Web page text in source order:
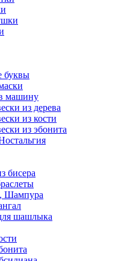
буквы
машину
из дерева
из кости
из эбонита
бисера
Шампура
шашлыка